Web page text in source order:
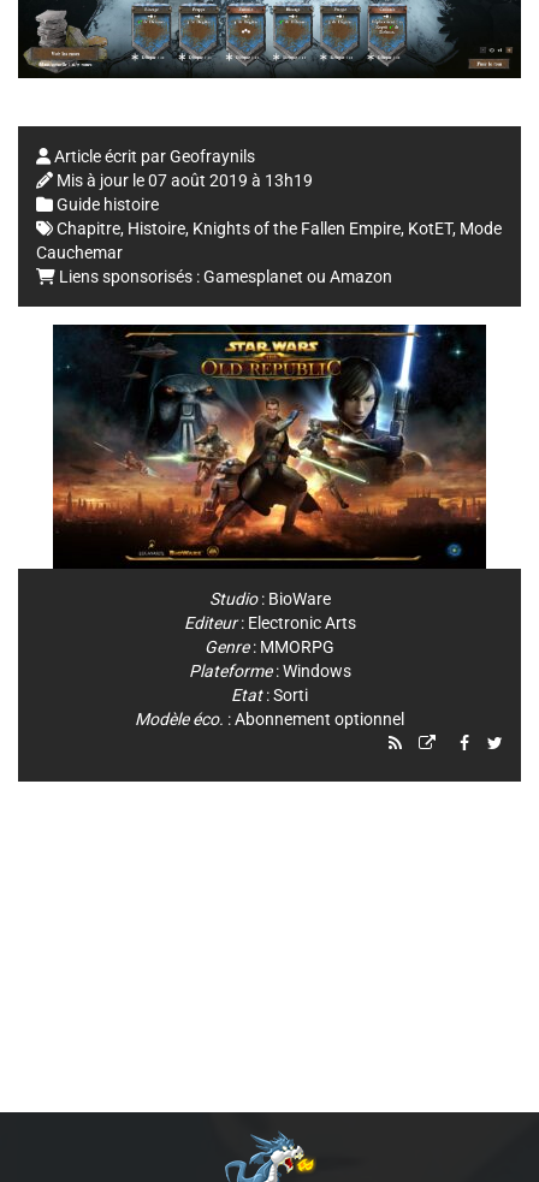
Article écrit parGeofraynils
Mis à jour le07 août 2019 à 13h19
Guide histoire
Chapitre, Histoire, Knights of the Fallen Empire, KotET, Mode
Cauchemar
Liens sponsorisés :Gamesplanet ou Amazon
Studio: BioWare
Editeur: Electronic Arts
Genre: MMORPG
Plateforme:Windows
Etat: Sorti
Modèle éco. : Abonnement optionnel